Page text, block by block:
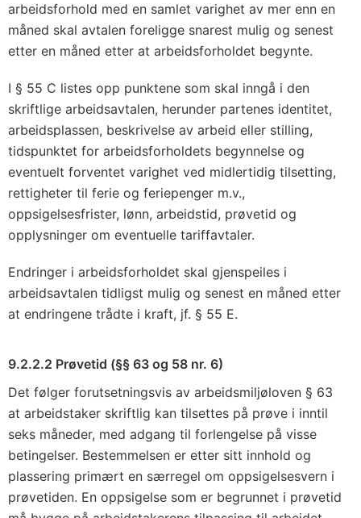
arbeidsforhold med en samlet varighet av mer enn en
måned skal avtalen foreligge snarest mulig og senest
etter en måned etter at arbeidsforholdet begynte.
I § 55 C listes opp punktene som skal inngå i den
skriftlige arbeidsavtalen, herunder partenes identitet,
arbeidsplassen, beskrivelse av arbeid eller stilling,
tidspunktet for arbeidsforholdets begynnelse og
eventuelt forventet varighet ved midlertidig tilsetting,
rettigheter til ferie og feriepenger m.v.,
oppsigelsesfrister, lønn, arbeidstid, prøvetid og
opplysninger om eventuelle tariffavtaler.
Endringer i arbeidsforholdet skal gjenspeiles i
arbeidsavtalen tidligst mulig og senest en måned etter
at endringene trådte i kraft, jf. § 55 E.
9.2.2.2 Prøvetid (§§ 63 og 58 nr. 6)
Det følger forutsetningsvis av arbeidsmiljøloven § 63
at arbeidstaker skriftlig kan tilsettes på prøve i inntil
seks måneder, med adgang til forlengelse på visse
betingelser. Bestemmelsen er etter sitt innhold og
plassering primært en særregel om oppsigelsesvern i
prøvetiden. En oppsigelse som er begrunnet i prøvetid